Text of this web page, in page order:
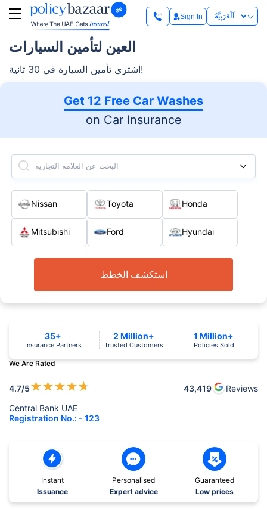
Sign In
العين لتأمين السيارات
اشتري تأمين السيارة في 30 ثانية!
Get 12 Free Car Washes
on Car Insurance
البحث عن العلامة التجارية
Nissan Toyota Honda
Mitsubishi Ford Hyundai
استكشف الخطط
We Are Rated
4.7/5★★★★★ 43,419
Reviews
Central Bank UAE
Registration No.: - 123
35+
Insurance Partners
2 Million+
Trusted Customers
1 Million+
Policies Sold
Instant
Issuance
Personalised
Expert advice
Guaranteed
Low prices